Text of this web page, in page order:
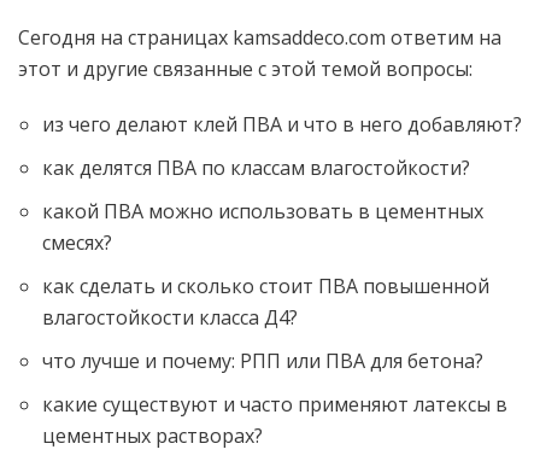
Сегодня на страницах kamsaddeco.com ответим на
этот и другие связанные с этой темой вопросы:
из чего делают клей ПВА и что в него добавляют?
как делятся ПВА по классам влагостойкости?
какой ПВА можно использовать в цементных
смесях?
как сделать и сколько стоит ПВА повышенной
влагостойкости класса Д4?
что лучше и почему: РПП или ПВА для бетона?
какие существуют и часто применяют латексы в
цементных растворах?